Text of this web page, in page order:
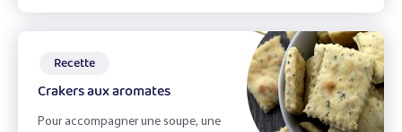
Recette
Crakers aux aromates
Pour accompagner une soupe, une